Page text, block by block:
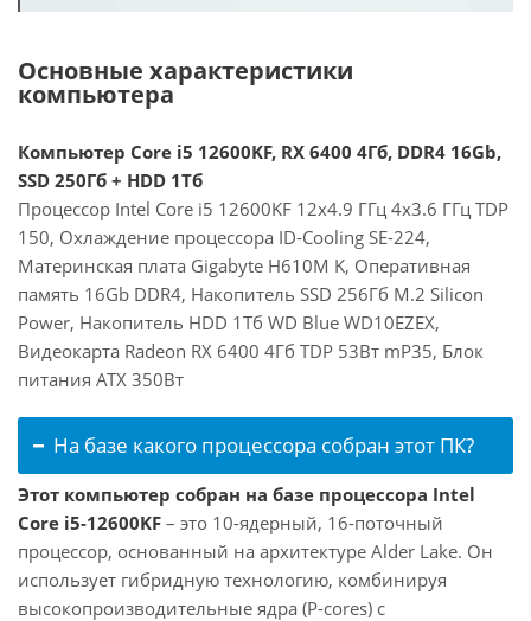
Основные характеристики
компьютера
Компьютер Core i5 12600KF, RX 6400 4Гб, DDR4 16Gb,
SSD 250Гб + HDD 1Тб
Процессор Intel Core i5 12600KF 12x4.9 ГГц 4x3.6 ГГц TDP
150, Охлаждение процессора ID-Cooling SE-224,
Материнская плата Gigabyte H610M K, Оперативная
память 16Gb DDR4, Накопитель SSD 256Гб M.2 Silicon
Power, Накопитель HDD 1Тб WD Blue WD10EZEX,
Видеокарта Radeon RX 6400 4Гб TDP 53Вт mP35, Блок
питания ATX 350Вт
На базе какого процессора собран этот ПК?
Этот компьютер собран на базе процессора Intel
Core i5-12600KF – это 10-ядерный, 16-поточный
процессор, основанный на архитектуре Alder Lake. Он
использует гибридную технологию, комбинируя
высокопроизводительные ядра (P-cores) с